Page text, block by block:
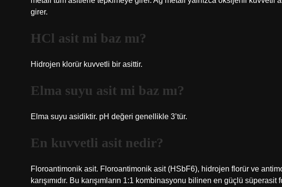
girer.
HCl asit mi baz mı?
Hidrojen klorür kuvvetli bir asittir.
Elma suyu asit mi baz mı?
Elma suyu asidiktir. pH değeri genellikle 3’tür.
En kuvvetli asit nedir?
Floroantimonik asit. Floroantimonik asit (HSbF6), hidrojen florür ve
karışımıdır. Bu karışımların 1:1 kombinasyonu bilinen en güçlü süperasit